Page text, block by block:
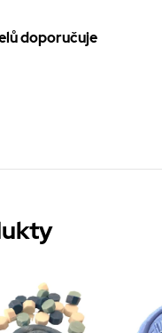
doporučuje